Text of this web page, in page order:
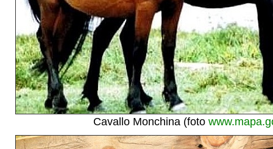
Cavallo Monchina (foto